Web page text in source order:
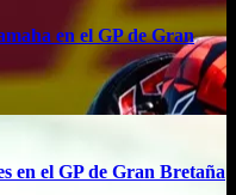
en el GP de Gran
en el GP de Gran Bretaña